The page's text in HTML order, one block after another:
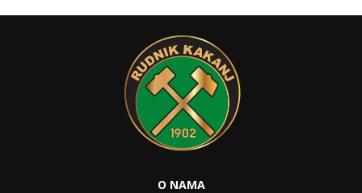
O NAMA